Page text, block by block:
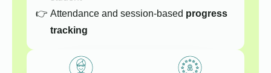
Attendance and session-based progress
tracking